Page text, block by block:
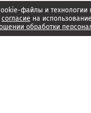
файлы и
согласие на
обработки